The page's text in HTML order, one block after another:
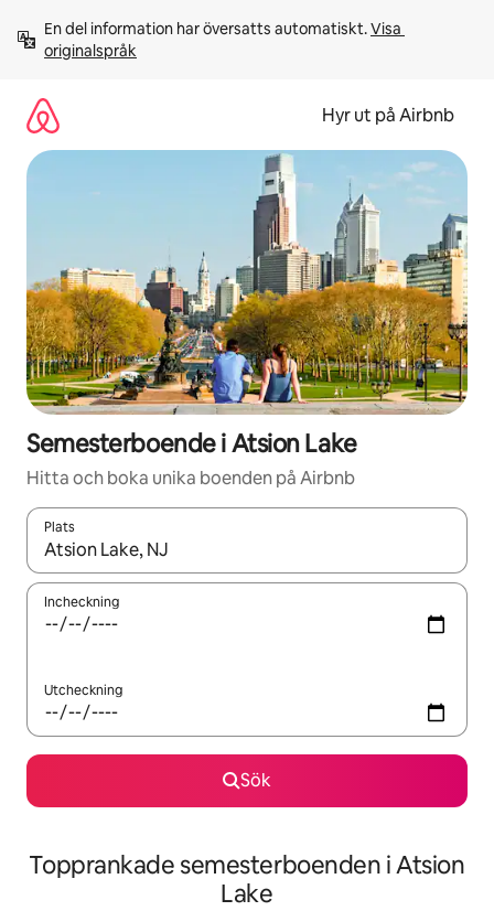
innehåll
En del information har översatts automatiskt. Visa
originalspråk
Hyr ut på Airbnb
Semesterboende i Atsion Lake
Hitta och boka unika boenden på Airbnb
Plats
När resultaten är tillgängliga kan du navigera med upp- och
Incheckning
Utcheckning
Sök
Topprankade semesterboenden i Atsion
Lake